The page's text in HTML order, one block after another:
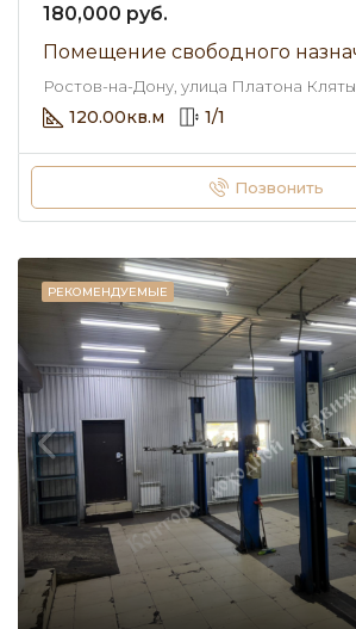
180,000 руб.
Ростов-на-Дону, улица Платона Кляты
120.00кв.м 1/1
Позвонить
РЕКОМЕНДУЕМЫЕ